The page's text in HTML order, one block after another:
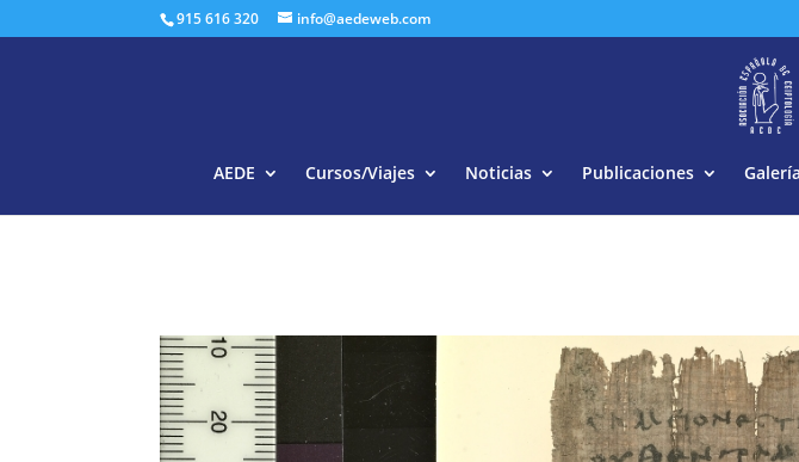
915 616 320 info@aedeweb.com
AEDE Cursos/Viajes Noticias Publicaciones